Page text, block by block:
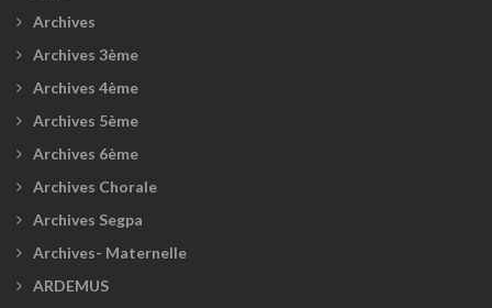
Archives
Archives 3ème
Archives 4ème
Archives 5ème
Archives 6ème
Archives Chorale
Archives Segpa
Archives- Maternelle
ARDEMUS